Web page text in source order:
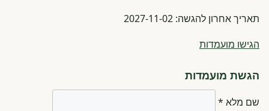
תאריך אחרון להגשה: 2027-11-02
הגישו מועמדות
הגשת מועמדות
שם מלא *